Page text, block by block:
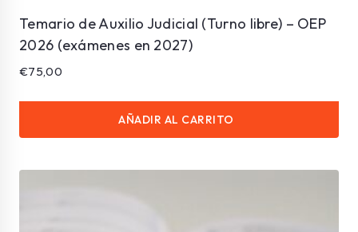
Temario de Auxilio Judicial (Turno libre) – OEP
2026 (exámenes en 2027)
€75,00
AÑADIR AL CARRITO